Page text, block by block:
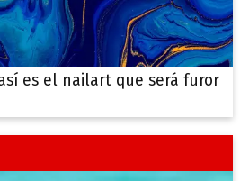
es el nailart que será furor